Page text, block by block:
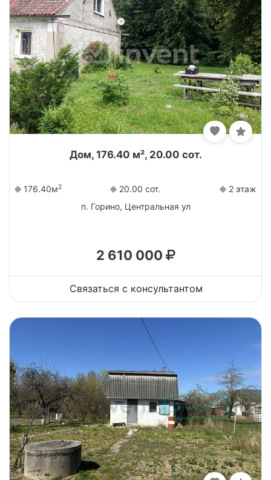
Дом, 176.40 м², 20.00 сот.
176.40м2 20.00 сот.
2 этаж
п. Горино, Центральная ул
2 610 000
Связаться с консультантом